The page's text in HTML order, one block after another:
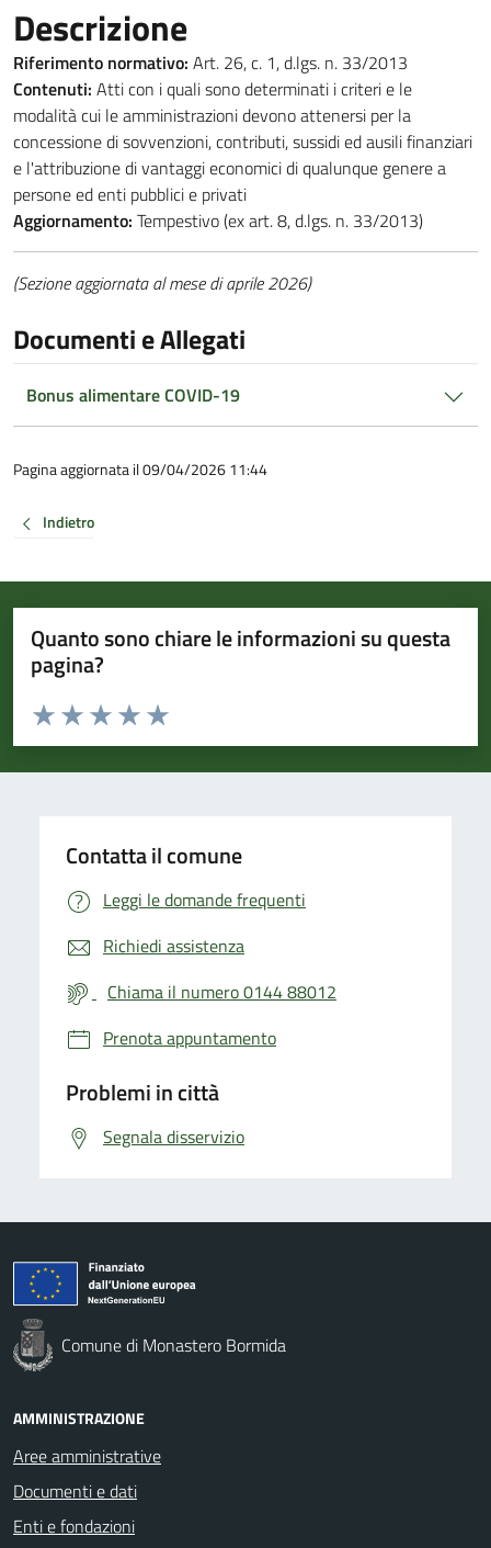
Descrizione
Riferimento normativo: Art. 26, c. 1, d.lgs. n. 33/2013
Contenuti: Atti con i quali sono determinati i criteri e le
modalità cui le amministrazioni devono attenersi per la
concessione di sovvenzioni, contributi, sussidi ed ausili finanziari
e l'attribuzione di vantaggi economici di qualunque genere a
persone ed enti pubblici e privati
Aggiornamento: Tempestivo (ex art. 8, d.lgs. n. 33/2013)
(Sezione aggiornata al mese di aprile 2026)
Documenti e Allegati
Bonus alimentare COVID-19
Pagina aggiornata il 09/04/2026 11:44
Indietro
Quanto sono chiare le informazioni su questa
pagina?
Valuta da 1 a 5 stelle la pagina
Valuta 5 stelle su 5
Valuta 4 stelle su 5
Valuta 3 stelle su 5
Valuta 2 stelle su 5
Valuta 1 stelle su 5
Contatta il comune
Leggi le domande frequenti
Richiedi assistenza
Chiama il numero 0144 88012
Prenota appuntamento
Problemi in città
Segnala disservizio
Comune di Monastero Bormida
AMMINISTRAZIONE
Aree amministrative
Documenti e dati
Enti e fondazioni